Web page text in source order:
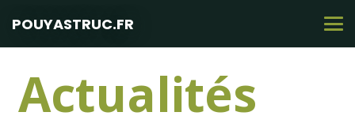
POUYASTRUC.FR
Actualités